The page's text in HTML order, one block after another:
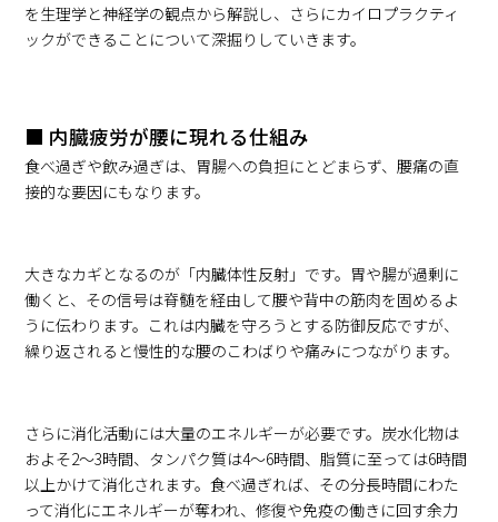
を生理学と神経学の観点から解説し、さらにカイロプラクティ
ックができることについて深掘りしていきます。
■ 内臓疲労が腰に現れる仕組み
食べ過ぎや飲み過ぎは、胃腸への負担にとどまらず、腰痛の直
接的な要因にもなります。
大きなカギとなるのが「内臓体性反射」です。胃や腸が過剰に
働くと、その信号は脊髄を経由して腰や背中の筋肉を固めるよ
うに伝わります。これは内臓を守ろうとする防御反応ですが、
繰り返されると慢性的な腰のこわばりや痛みにつながります。
さらに消化活動には大量のエネルギーが必要です。炭水化物は
およそ2〜3時間、タンパク質は4〜6時間、脂質に至っては6時間
以上かけて消化されます。食べ過ぎれば、その分長時間にわた
って消化にエネルギーが奪われ、修復や免疫の働きに回す余力